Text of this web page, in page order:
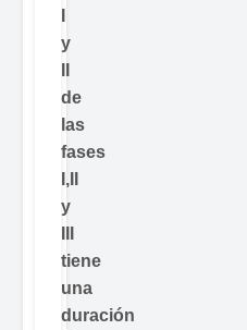
y
de
las
fases
I,II
y
tiene
una
duración